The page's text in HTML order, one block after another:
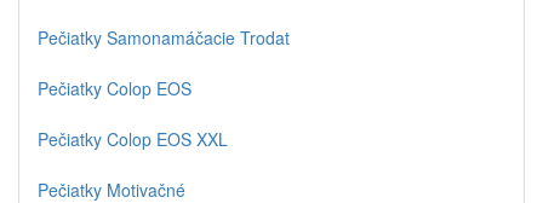
Pečiatky Samonamáčacie Trodat
Pečiatky Colop EOS
Pečiatky Colop EOS XXL
Pečiatky Motivačné